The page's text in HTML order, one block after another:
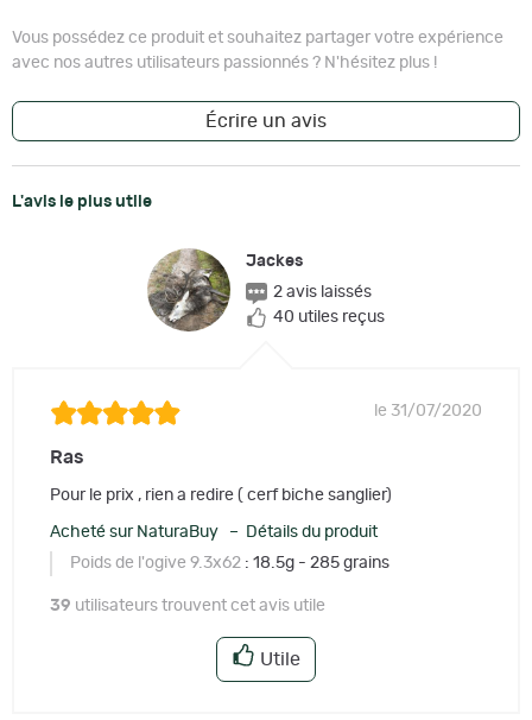
Vous possédez ce produit et souhaitez partager votre expérience
avec nos autres utilisateurs passionnés ? N'hésitez plus !
Écrire un avis
L'avis le plus utile
Jackes
2 avis laissés
40 utiles reçus
le 31/07/2020
Ras
Pour le prix , rien a redire ( cerf biche sanglier)
Acheté sur NaturaBuy – Détails du produit
Poids de l'ogive 9.3x62 : 18.5g - 285 grains
39 utilisateurs trouvent cet avis utile
Utile